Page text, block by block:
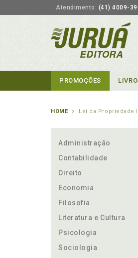
Atendimento: (41) 4009-
PROMOÇÕES
HOME Lei da Propriedade
Administração
Contabilidade
Direito
Economia
Filosofia
Literatura e Cultura
Psicologia
Sociologia